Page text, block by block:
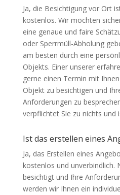
Ja, die Besichtigung vor Ort
kostenlos. Wir möchten
eine genaue und faire
oder Sperrmüll-Abholung
am besten durch eine
Objekts. Einer unserer
gerne einen Termin mit
Objekt zu besichtigen und
Anforderungen zu
verpflichtet Sie zu nichts und
Ist das erstellen eines
Ja, das Erstellen eines
kostenlos und unverbindlich.
besichtigt und Ihre
werden wir Ihnen ein